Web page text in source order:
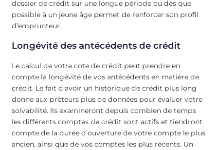
dossier de crédit sur une longue période ou dès que
possible à un jeune âge permet de renforcer son profil
d’emprunteur.
Longévité des antécédents de crédit
Le calcul de votre cote de crédit peut prendre en
compte la longévité de vos antécédents en matière de
crédit. Le fait d’avoir un historique de crédit plus long
donne aux prêteurs plus de données pour évaluer votre
solvabilité. Ils examineront depuis combien de temps
les différents comptes de crédit sont actifs et tiendront
compte de la durée d’ouverture de votre compte le plus
ancien, ainsi que de vos comptes les plus récents. Un